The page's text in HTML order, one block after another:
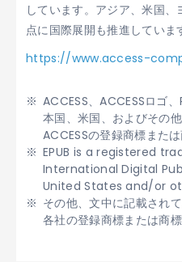
しています。アジア、米国
点に国際展開も推進していま
https://www.access-
ACCESS、ACCESSロゴ、
本国、米国、およびその
ACCESSの登録商標または
EPUB is a registered
International Digital
United States and/or
その他、文中に記載され
各社の登録商標または商標